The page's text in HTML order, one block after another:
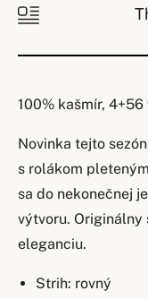
100% kašmír, 4+56
Novinka tejto
s rolákom
sa do nekonečnej
výtvoru.
eleganciu.
Strih: rovný